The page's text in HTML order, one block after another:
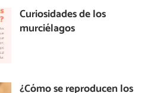
Curiosidades de los
murciélagos
¿Cómo se reproducen los